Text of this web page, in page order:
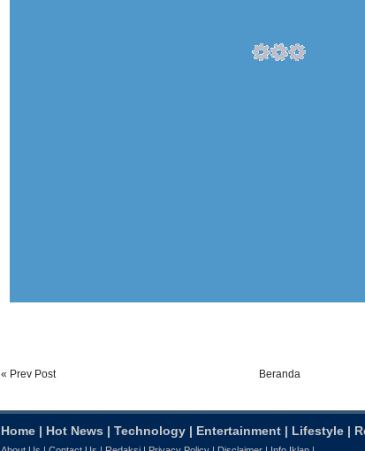
« Prev Post Beranda
Home | Hot News | Technology | Entertainment | Lifestyle |